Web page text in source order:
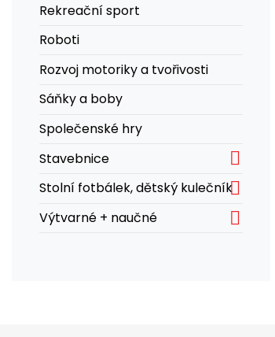
Rekreační sport
Roboti
Rozvoj motoriky a tvořivosti
Sáňky a boby
Společenské hry
Stavebnice

Stolní fotbálek, dětský kulečník
Výtvarné + naučné 